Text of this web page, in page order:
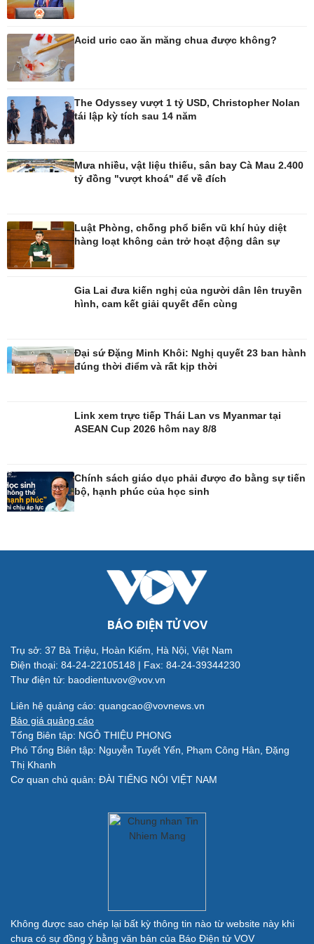
Tình yêu - Gia đình
Blog
Văn học
Âm nhạc
Giải trí
Nghệ sĩ
Du lịch
Quân sự - Quốc phòng
Vũ khí
Acid uric cao ăn măng chua được không?
The Odyssey vượt 1 tỷ USD, Christopher Nolan
tái lập kỳ tích sau 14 năm
Mưa nhiều, vật liệu thiếu, sân bay Cà Mau 2.400
tỷ đồng "vượt khoá" để về đích
Luật Phòng, chống phổ biến vũ khí hủy diệt
hàng loạt không cản trở hoạt động dân sự
Gia Lai đưa kiến nghị của người dân lên truyền
hình, cam kết giải quyết đến cùng
Đại sứ Đặng Minh Khôi: Nghị quyết 23 ban hành
đúng thời điểm và rất kịp thời
Link xem trực tiếp Thái Lan vs Myanmar tại
ASEAN Cup 2026 hôm nay 8/8
Chính sách giáo dục phải được đo bằng sự tiến
bộ, hạnh phúc của học sinh
BÁO ĐIỆN TỬ VOV
Trụ sở: 37 Bà Triệu, Hoàn Kiếm, Hà Nội, Việt Nam
Điện thoại: 84-24-22105148 | Fax: 84-24-39344230
Thư điện tử: baodientuvov@vov.vn
Liên hệ quảng cáo: quangcao@vovnews.vn
Báo giá quảng cáo
Tổng Biên tập: NGÔ THIỆU PHONG
Phó Tổng Biên tập: Nguyễn Tuyết Yến, Phạm Công Hân, Đặng
Thị Khanh
Cơ quan chủ quản: ĐÀI TIẾNG NÓI VIỆT NAM
Không được sao chép lại bất kỳ thông tin nào từ website này khi
chưa có sự đồng ý bằng văn bản của Báo Điện tử VOV